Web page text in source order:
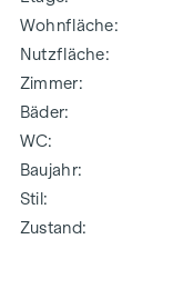
Wohnfläche
Nutzfläche
Zimmer
Bäder
WC
Baujahr
Stil
Zustand